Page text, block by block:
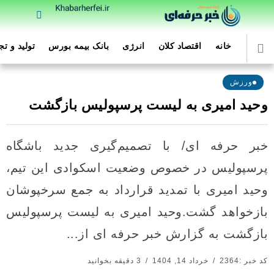
خانه اقتصاد کلان انرژی بانک بیمه بورس تولید و
ورزش
وحید امیری به لیست پرسپوليس بازگشت
خبر حرفه ای/ با تصمیم‌گیری جدید باشگاه
پرسپوليس در خصوص وضعیت اسکوادی این تیم،
وحید امیری با تمدید قرارداد به جمع سرخپوشان
بازخواهد گشت.وحید امیری به لیست پرسپوليس
بازگشت به گزارش خبر حرفه ای از...
کد خبر :2364 خرداد 14, 1404